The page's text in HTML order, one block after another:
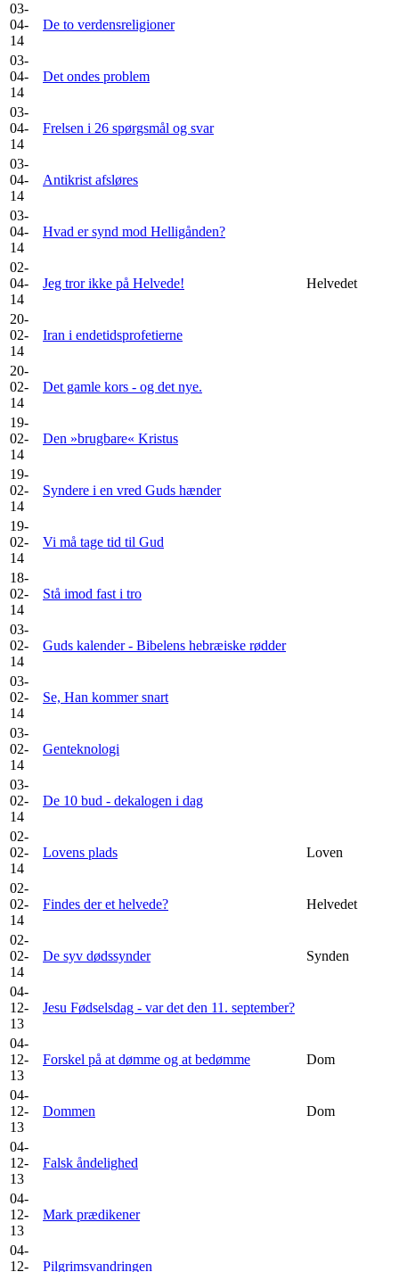
03-
04-
14
De to verdensreligioner
03-
04-
14
Det ondes problem
03-
04-
14
Frelsen i 26 spørgsmål og svar
03-
04-
14
Antikrist afsløres
03-
04-
14
Hvad er synd mod Helligånden?
02-
04-
14
Jeg tror ikke på Helvede! Helvedet
20-
02-
14
Iran i endetidsprofetierne
20-
02-
14
Det gamle kors - og det nye.
19-
02-
14
Den »brugbare« Kristus
19-
02-
14
Syndere i en vred Guds hænder
19-
02-
14
Vi må tage tid til Gud
18-
02-
14
Stå imod fast i tro
03-
02-
14
Guds kalender - Bibelens hebræiske rødder
03-
02-
14
Se, Han kommer snart
03-
02-
14
Genteknologi
03-
02-
14
De 10 bud - dekalogen i dag
02-
02-
14
Lovens plads Loven
02-
02-
14
Findes der et helvede? Helvedet
02-
02-
14
De syv dødssynder Synden
04-
12-
13
Jesu Fødselsdag - var det den 11. september?
04-
12-
13
Forskel på at dømme og at bedømme Dom
04-
12-
13
Dommen Dom
04-
12-
13
Falsk åndelighed
04-
12-
13
Mark prædikener
04-
12-
Pilgrimsvandringen